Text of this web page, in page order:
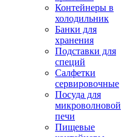
Контейнеры в
холодильник
Банки для
хранения
Подставки для
специй
Салфетки
сервировочные
Посуда для
микроволновой
печи
Пищевые